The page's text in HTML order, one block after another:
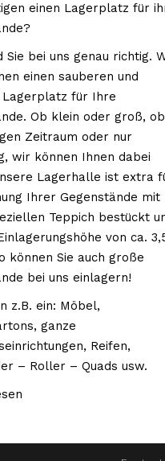
einen Lagerplatz für
Sie bei uns genau richtig.
einen sauberen und
für Ihre
Ob klein oder groß,
Zeitraum oder nur
wir können Ihnen dabei
Lagerhalle ist extra
Ihrer Gegenstände mit
Teppich bestückt
von ca.
können Sie auch große
bei uns einlagern!
z.B. ein: Möbel,
ganze
Reifen,
– Roller – Quads usw.
by 3-2-1 Entrümpelung GmbH Alle
Kontakt
Fax : 06131- 38 00 643
Mobil. : 0178-777 63 84